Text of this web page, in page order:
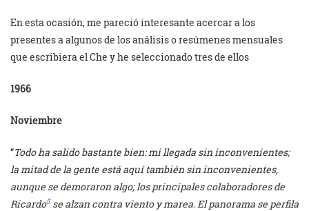
En esta ocasión, me pareció interesante acercar a los
presentes a algunos de los análisis o resúmenes mensuales
que escribiera el Che y he seleccionado tres de ellos
1966
Noviembre
“Todo ha salido bastante bien: mi llegada sin inconvenientes;
la mitad de la gente está aquí también sin inconvenientes,
aunque se demoraron algo; los principales colaboradores de
Ricardo5se alzan contra viento y marea. El panorama se perfila